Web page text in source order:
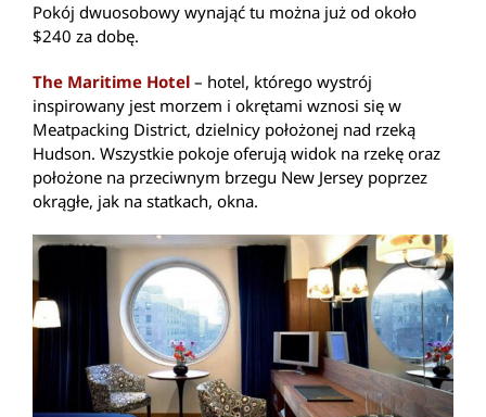
Pokój dwuosobowy wynająć tu można już od około
$240 za dobę.
The Maritime Hotel – hotel, którego wystrój
inspirowany jest morzem i okrętami wznosi się w
Meatpacking District, dzielnicy położonej nad rzeką
Hudson. Wszystkie pokoje oferują widok na rzekę oraz
położone na przeciwnym brzegu New Jersey poprzez
okrągłe, jak na statkach, okna.